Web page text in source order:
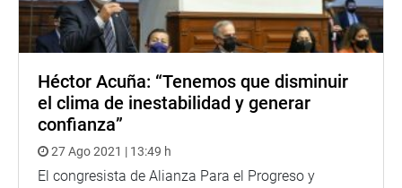
Héctor Acuña: “Tenemos que disminuir
el clima de inestabilidad y generar
confianza”
27 Ago 2021 | 13:49 h
El congresista de Alianza Para el Progreso y